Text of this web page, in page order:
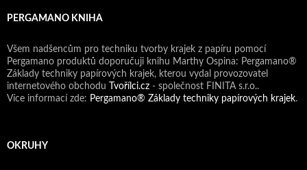
PERGAMANO KNIHA
Všem nadšencům pro techniku tvorby krajek z papíru pomocí
Pergamano produktů doporučuji knihu Marthy Ospina: Pergamano®
Základy techniky papírových krajek, kterou vydal provozovatel
internetového obchodu
Tvořílci.cz - společnost FINITA s.r.o..
Více informací zde: Pergamano® Základy techniky papírových krajek.
OKRUHY